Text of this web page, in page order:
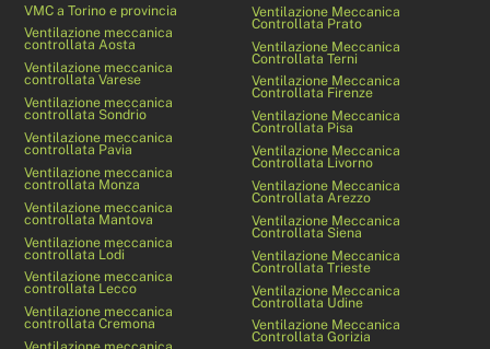
VMC a Torino e provincia
Ventilazione meccanica
controllata Aosta
Ventilazione meccanica
controllata Varese
Ventilazione meccanica
controllata Sondrio
Ventilazione meccanica
controllata Pavia
Ventilazione meccanica
controllata Monza
Ventilazione meccanica
controllata Mantova
Ventilazione meccanica
controllata Lodi
Ventilazione meccanica
controllata Lecco
Ventilazione meccanica
controllata Cremona
Ventilazione Meccanica
Controllata Prato
Ventilazione Meccanica
Controllata Terni
Ventilazione Meccanica
Controllata Firenze
Ventilazione Meccanica
Controllata Pisa
Ventilazione Meccanica
Controllata Livorno
Ventilazione Meccanica
Controllata Arezzo
Ventilazione Meccanica
Controllata Siena
Ventilazione Meccanica
Controllata Trieste
Ventilazione Meccanica
Controllata Udine
Ventilazione Meccanica
Controllata Gorizia